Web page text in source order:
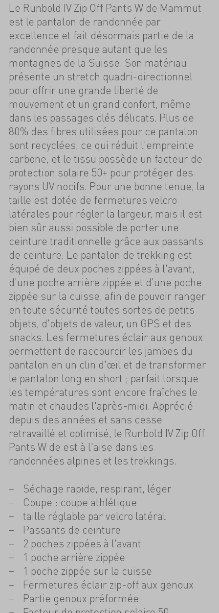
Le Runbold IV Zip Off Pants W de Mammut
est le pantalon de randonnée par
excellence et fait désormais partie de la
randonnée presque autant que les
montagnes de la Suisse. Son matériau
présente un stretch quadri-directionnel
pour offrir une grande liberté de
mouvement et un grand confort, même
dans les passages clés délicats. Plus de
80% des fibres utilisées pour ce pantalon
sont recyclées, ce qui réduit l'empreinte
carbone, et le tissu possède un facteur de
protection solaire 50+ pour protéger des
rayons UV nocifs. Pour une bonne tenue, la
taille est dotée de fermetures velcro
latérales pour régler la largeur, mais il est
bien sûr aussi possible de porter une
ceinture traditionnelle grâce aux passants
de ceinture. Le pantalon de trekking est
équipé de deux poches zippées à l'avant,
d'une poche arrière zippée et d'une poche
zippée sur la cuisse, afin de pouvoir ranger
en toute sécurité toutes sortes de petits
objets, d'objets de valeur, un GPS et des
snacks. Les fermetures éclair aux genoux
permettent de raccourcir les jambes du
pantalon en un clin d'œil et de transformer
le pantalon long en short ; parfait lorsque
les températures sont encore fraîches le
matin et chaudes l'après-midi. Apprécié
depuis des années et sans cesse
retravaillé et optimisé, le Runbold IV Zip Off
Pants W de est à l'aise dans les
randonnées alpines et les trekkings.
Séchage rapide, respirant, léger
Coupe : coupe athlétique
taille réglable par velcro latéral
Passants de ceinture
2 poches zippées à l'avant
1 poche arrière zippée
1 poche zippée sur la cuisse
Fermetures éclair zip-off aux genoux
Partie genoux préformée